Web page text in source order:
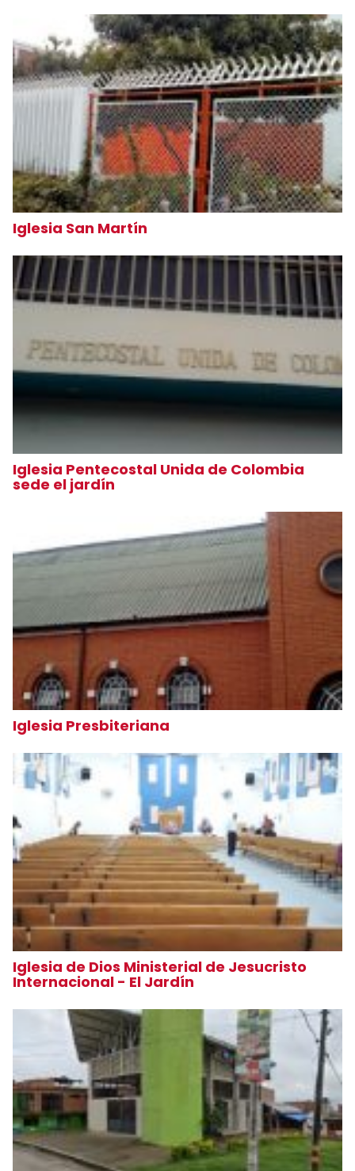
Iglesia San Martín
Iglesia Pentecostal Unida de Colombia
sede el jardín
Iglesia Presbiteriana
Iglesia de Dios Ministerial de Jesucristo
Internacional - El Jardín